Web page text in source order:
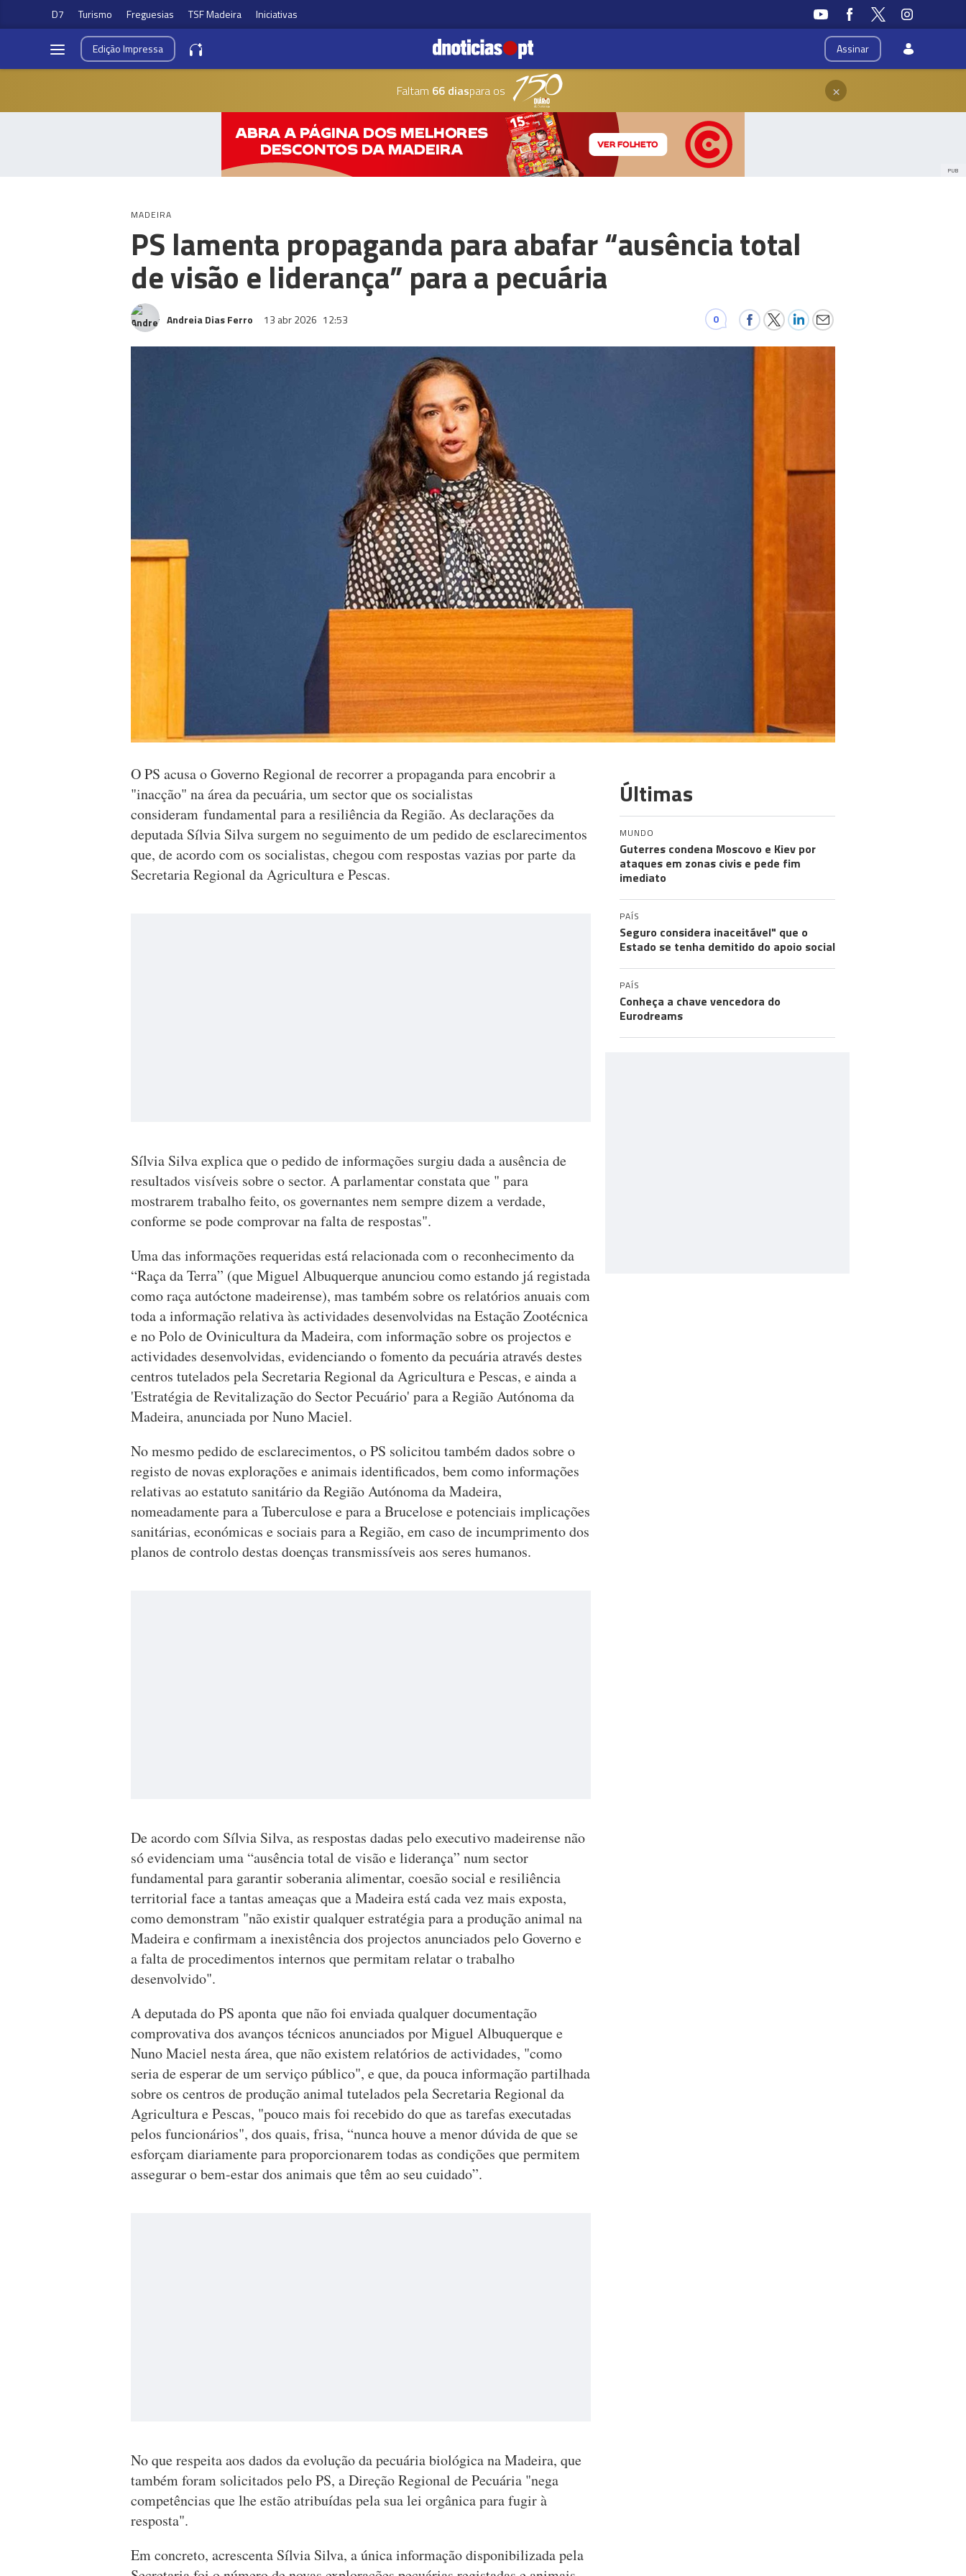
D7 Turismo Freguesias TSF Madeira Iniciativas
Assinar
EdiçãoImpressa
Faltam 66 diaspara os ×
PUB
MADEIRA
PS lamenta propaganda para abafar “ausência total
de visão e liderança” para a pecuária
Andreia Dias Ferro 13 abr 2026 12:53 0
O PS acusa o Governo Regional de recorrer a propaganda para encobrir a
"inacção" na área da pecuária, um sector que os socialistas
consideram fundamental para a resiliência da Região. As declarações da
deputada Sílvia Silva surgem no seguimento de um pedido de esclarecimentos
que, de acordo com os socialistas, chegou com respostas vazias por parte da
Secretaria Regional da Agricultura e Pescas.
Sílvia Silva explica que o pedido de informações surgiu dada a ausência de
resultados visíveis sobre o sector. A parlamentar constata que " para
mostrarem trabalho feito, os governantes nem sempre dizem a verdade,
conforme se pode comprovar na falta de respostas".
Uma das informações requeridas está relacionada com o reconhecimento da
“Raça da Terra” (que Miguel Albuquerque anunciou como estando já registada
como raça autóctone madeirense), mas também sobre os relatórios anuais com
toda a informação relativa às actividades desenvolvidas na Estação Zootécnica
e no Polo de Ovinicultura da Madeira, com informação sobre os projectos e
actividades desenvolvidas, evidenciando o fomento da pecuária através destes
centros tutelados pela Secretaria Regional da Agricultura e Pescas, e ainda a
'Estratégia de Revitalização do Sector Pecuário' para a Região Autónoma da
Madeira, anunciada por Nuno Maciel.
No mesmo pedido de esclarecimentos, o PS solicitou também dados sobre o
registo de novas explorações e animais identificados, bem como informações
relativas ao estatuto sanitário da Região Autónoma da Madeira,
nomeadamente para a Tuberculose e para a Brucelose e potenciais implicações
sanitárias, económicas e sociais para a Região, em caso de incumprimento dos
planos de controlo destas doenças transmissíveis aos seres humanos.
De acordo com Sílvia Silva, as respostas dadas pelo executivo madeirense não
só evidenciam uma “ausência total de visão e liderança” num sector
fundamental para garantir soberania alimentar, coesão social e resiliência
territorial face a tantas ameaças que a Madeira está cada vez mais exposta,
como demonstram "não existir qualquer estratégia para a produção animal na
Madeira e confirmam a inexistência dos projectos anunciados pelo Governo e
a falta de procedimentos internos que permitam relatar o trabalho
desenvolvido".
A deputada do PS aponta que não foi enviada qualquer documentação
comprovativa dos avanços técnicos anunciados por Miguel Albuquerque e
Nuno Maciel nesta área, que não existem relatórios de actividades, "como
seria de esperar de um serviço público", e que, da pouca informação partilhada
sobre os centros de produção animal tutelados pela Secretaria Regional da
Agricultura e Pescas, "pouco mais foi recebido do que as tarefas executadas
pelos funcionários", dos quais, frisa, “nunca houve a menor dúvida de que se
esforçam diariamente para proporcionarem todas as condições que permitem
assegurar o bem-estar dos animais que têm ao seu cuidado”.
No que respeita aos dados da evolução da pecuária biológica na Madeira, que
também foram solicitados pelo PS, a Direção Regional de Pecuária "nega
competências que lhe estão atribuídas pela sua lei orgânica para fugir à
resposta".
Em concreto, acrescenta Sílvia Silva, a única informação disponibilizada pela
Últimas
MUNDO
Guterres condena Moscovo e Kiev por
ataques em zonas civis e pede fim
imediato
PAÍS
Seguro considera inaceitável" que o
Estado se tenha demitido do apoio social
PAÍS
Conheça a chave vencedora do
Eurodreams